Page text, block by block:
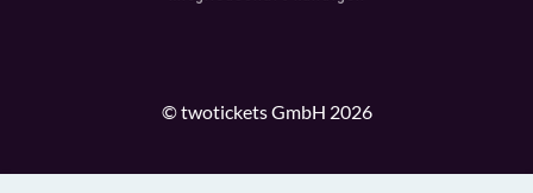
© twotickets GmbH 2026